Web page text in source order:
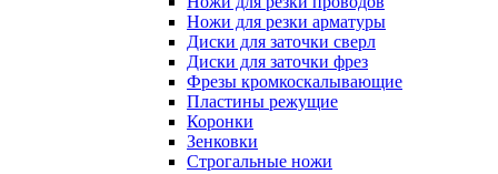
Ножи для резки арматуры
Диски для заточки сверл
Диски для заточки фрез
Фрезы кромкоскалывающие
Пластины режущие
Коронки
Зенковки
Строгальные ножи